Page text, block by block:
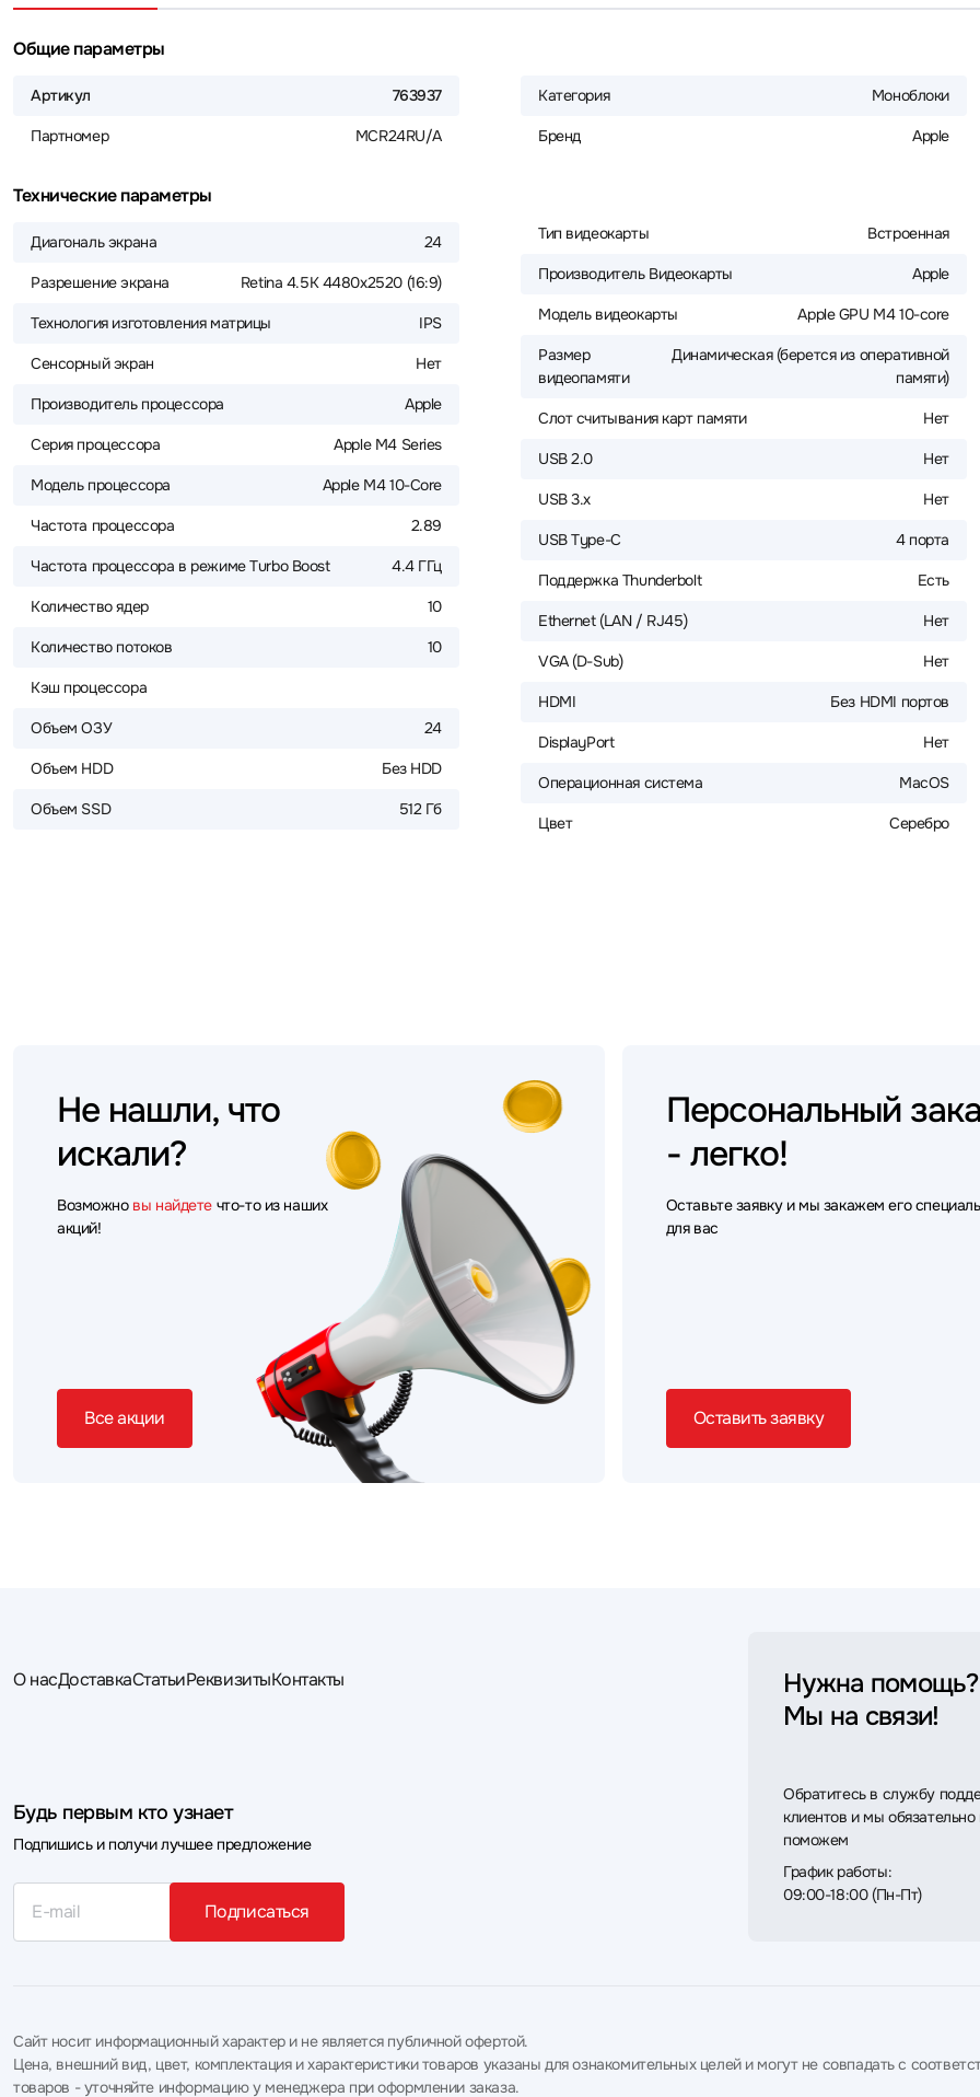
Общие параметры
Артикул 763937
Партномер MCR24RU/A
Категория Моноблоки
Бренд Apple
Технические параметры
Диагональ экрана 24
Разрешение экрана Retina 4.5K 4480x2520 (16:9)
Технология изготовления матрицы IPS
Сенсорный экран Нет
Производитель процессора Apple
Серия процессора Apple M4 Series
Модель процессора Apple M4 10-Core
Частота процессора 2.89
Частота процессора в режиме Turbo Boost 4.4 ГГц
Количество ядер 10
Количество потоков 10
Кэш процессора
Объем ОЗУ 24
Объем HDD Без HDD
Объем SSD 512 Гб
Тип видеокарты Встроенная
Производитель Видеокарты Apple
Модель видеокарты Apple GPU M4 10-core
Размер
видеопамяти
Динамическая (берется из оперативной
памяти)
Слот считывания карт памяти Нет
USB 2.0 Нет
USB 3.x Нет
USB Type-C 4 порта
Поддержка Thunderbolt Есть
Ethernet (LAN / RJ45) Нет
VGA (D-Sub) Нет
HDMI Без HDMI портов
DisplayPort Нет
Операционная система MacOS
Цвет Серебро
Не нашли, что
искали?
Возможно вы найдете что-то из наших
акций!
Все акции
Персональный
- легко!
Оставьте заявку и мы закажем его
для вас
Оставить заявку
О насДоставкаСтатьиРеквизитыКонтакты
Будь первым кто узнает
Подпишись и получи лучшее предложение
Подписаться
Нужна помощь?
Мы на связи!
Обратитесь в службу
клиентов и мы
поможем
График работы:
09:00-18:00 (Пн-Пт)
Сайт носит информационный характер и не является публичной офертой.
Цена, внешний вид, цвет, комплектация и характеристики товаров указаны для ознакомительных целей и могут не совпадать с
товаров - уточняйте информацию у менеджера при оформлении заказа.